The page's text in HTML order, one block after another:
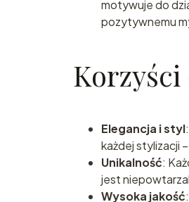
motywuje do
pozytywnemu
Elegancja i styl
każdej stylizacji
Unikalność:
jest
Wysoka jakość